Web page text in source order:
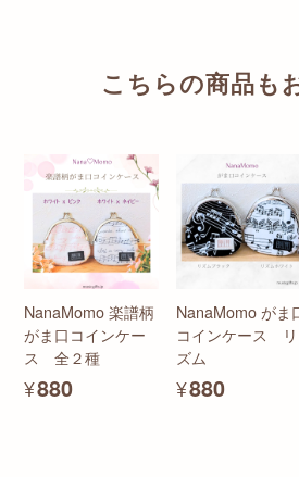
こちらの商品も
NanaMomo 楽譜柄
がま口コインケー
ス 全２種
¥880
NanaMomo がま
コインケース リ
ズム
¥880